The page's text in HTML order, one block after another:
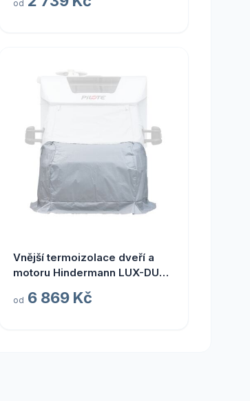
od
Vnější termoizolace dveří a
motoru Hindermann LUX-DUO
od 6 869 Kč